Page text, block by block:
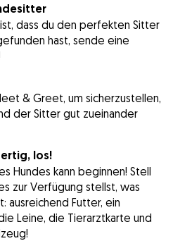
dass du den perfekten Sitter
hast, sende eine
& Greet, um sicherzustellen,
der Sitter gut zueinander
los!
Hundes kann beginnen! Stell
zur Verfügung stellst, was
ausreichend Futter, ein
Leine, die Tierarztkarte und